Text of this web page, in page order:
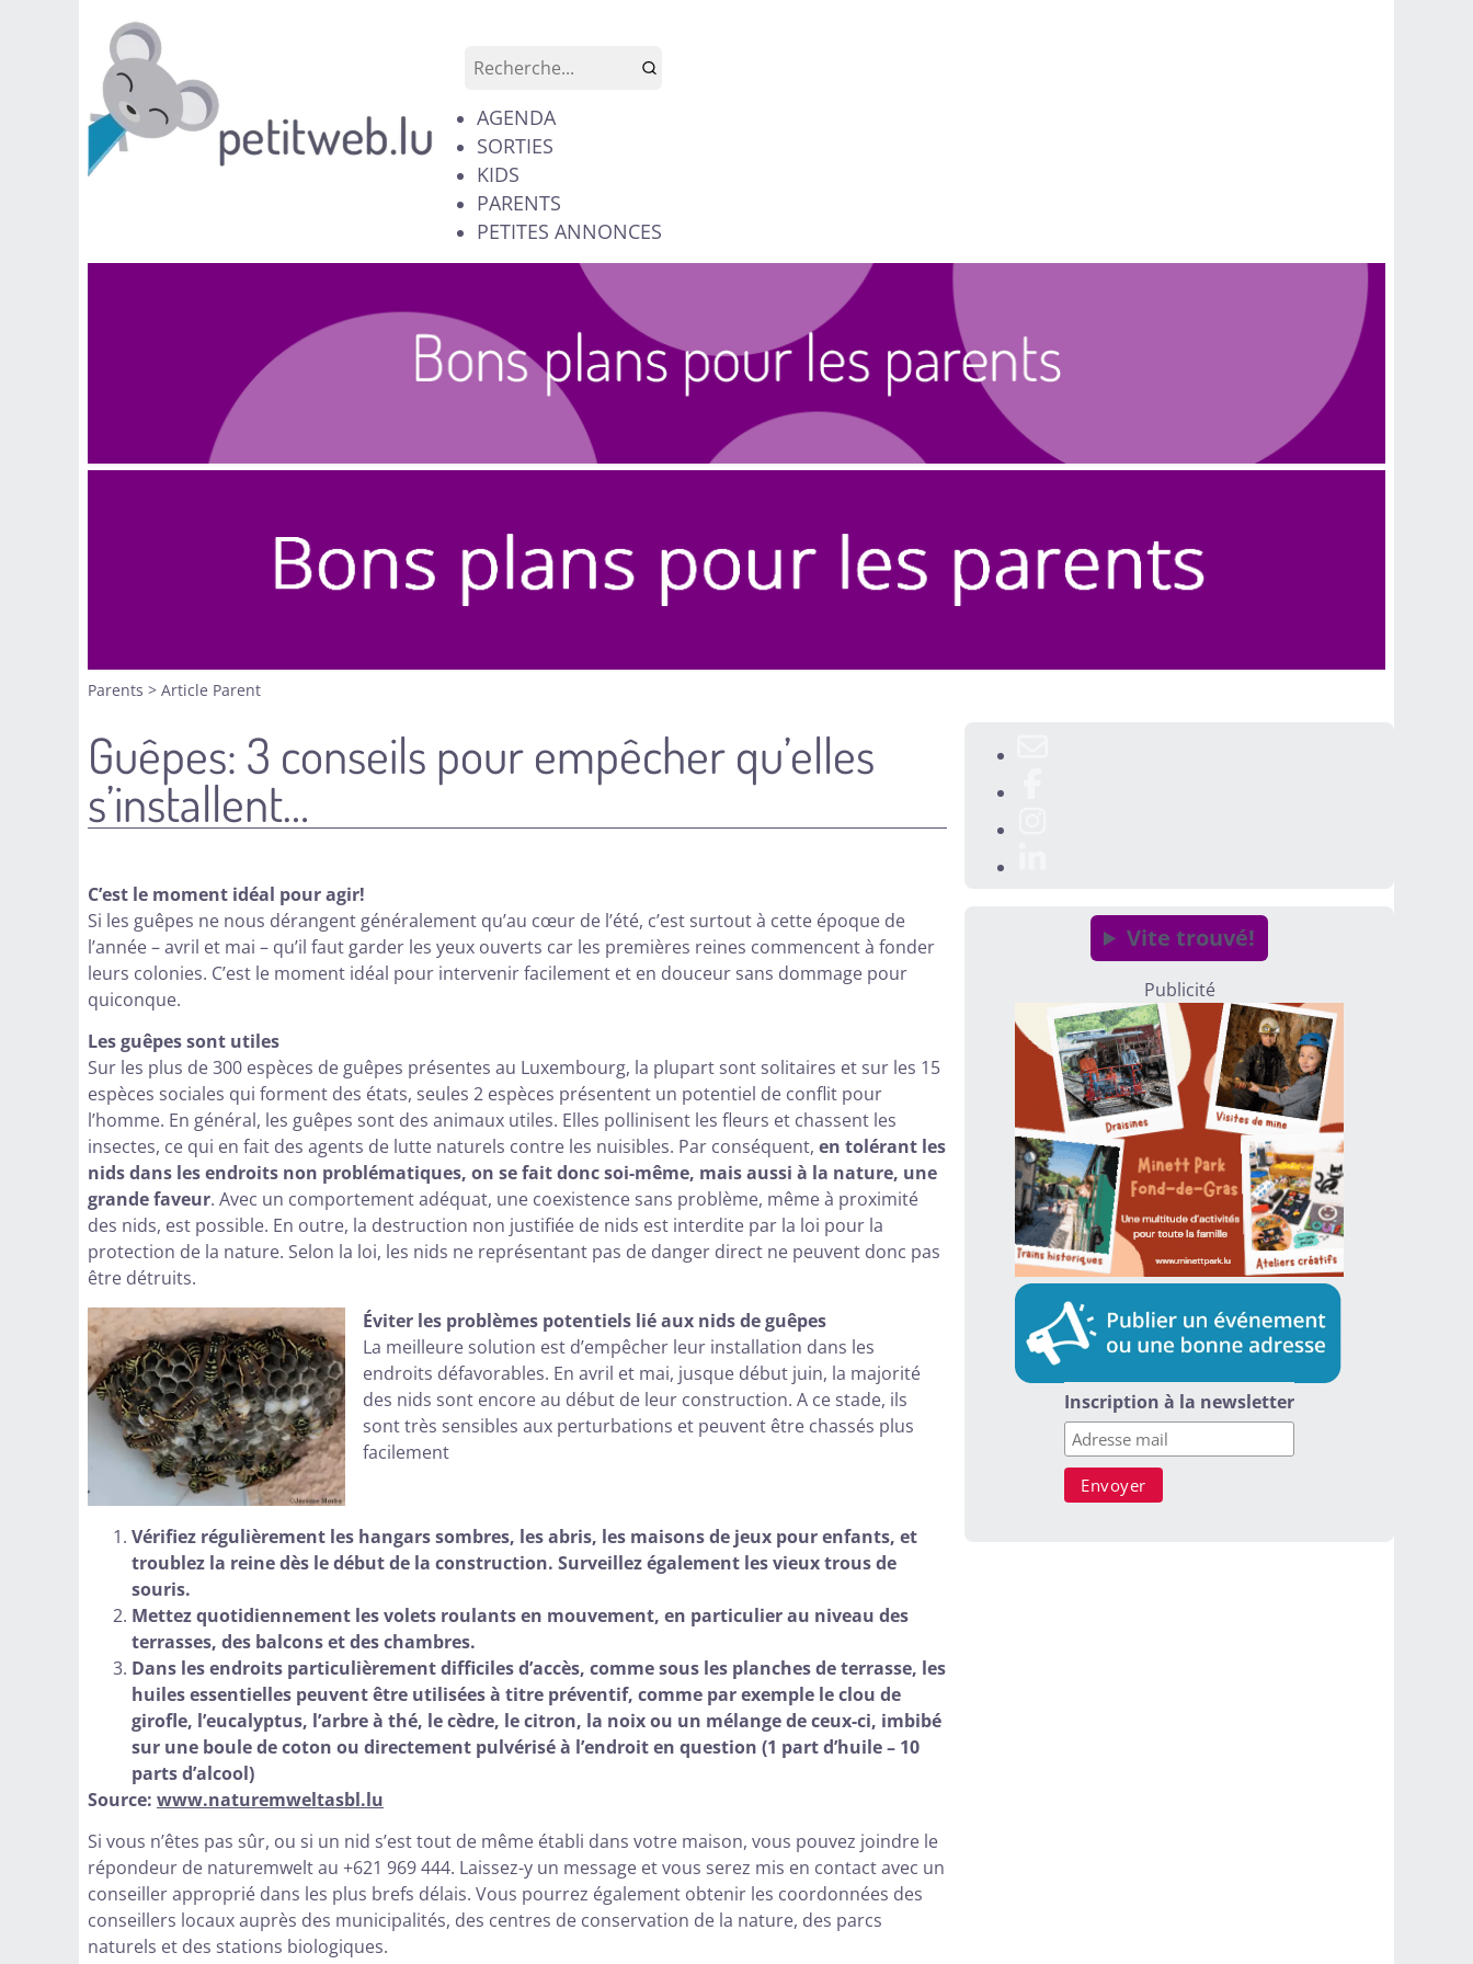
AGENDA
SORTIES
KIDS
PARENTS
PETITES ANNONCES
Parents > Article Parent
Guêpes: 3 conseils pour empêcher qu’elles
s’installent…
C’est le moment idéal pour agir!
Si les guêpes ne nous dérangent généralement qu’au cœur de l’été, c’est surtout à cette époque de
l’année – avril et mai – qu’il faut garder les yeux ouverts car les premières reines commencent à fonder
leurs colonies. C’est le moment idéal pour intervenir facilement et en douceur sans dommage pour
quiconque.
Les guêpes sont utiles
Sur les plus de 300 espèces de guêpes présentes au Luxembourg, la plupart sont solitaires et sur les 15
espèces sociales qui forment des états, seules 2 espèces présentent un potentiel de conflit pour
l’homme. En général, les guêpes sont des animaux utiles. Elles pollinisent les fleurs et chassent les
insectes, ce qui en fait des agents de lutte naturels contre les nuisibles. Par conséquent, en tolérant les
nids dans les endroits non problématiques, on se fait donc soi-même, mais aussi à la nature, une
grande faveur. Avec un comportement adéquat, une coexistence sans problème, même à proximité
des nids, est possible. En outre, la destruction non justifiée de nids est interdite par la loi pour la
protection de la nature. Selon la loi, les nids ne représentant pas de danger direct ne peuvent donc pas
être détruits.
Éviter les problèmes potentiels lié aux nids de guêpes
La meilleure solution est d’empêcher leur installation dans les
endroits défavorables. En avril et mai, jusque début juin, la majorité
des nids sont encore au début de leur construction. A ce stade, ils
sont très sensibles aux perturbations et peuvent être chassés plus
facilement
Vérifiez régulièrement les hangars sombres, les abris, les maisons de jeux pour enfants, et
troublez la reine dès le début de la construction. Surveillez également les vieux trous de
souris.
Mettez quotidiennement les volets roulants en mouvement, en particulier au niveau des
terrasses, des balcons et des chambres.
Dans les endroits particulièrement difficiles d’accès, comme sous les planches de terrasse, les
huiles essentielles peuvent être utilisées à titre préventif, comme par exemple le clou de
girofle, l’eucalyptus, l’arbre à thé, le cèdre, le citron, la noix ou un mélange de ceux-ci, imbibé
sur une boule de coton ou directement pulvérisé à l’endroit en question (1 part d’huile – 10
parts d’alcool)
Source: www.naturemweltasbl.lu
Si vous n’êtes pas sûr, ou si un nid s’est tout de même établi dans votre maison, vous pouvez joindre le
répondeur de naturemwelt au +621 969 444. Laissez-y un message et vous serez mis en contact avec un
conseiller approprié dans les plus brefs délais. Vous pourrez également obtenir les coordonnées des
conseillers locaux auprès des municipalités, des centres de conservation de la nature, des parcs
naturels et des stations biologiques.
Vite trouvé!
Publicité
Inscription à la newsletter